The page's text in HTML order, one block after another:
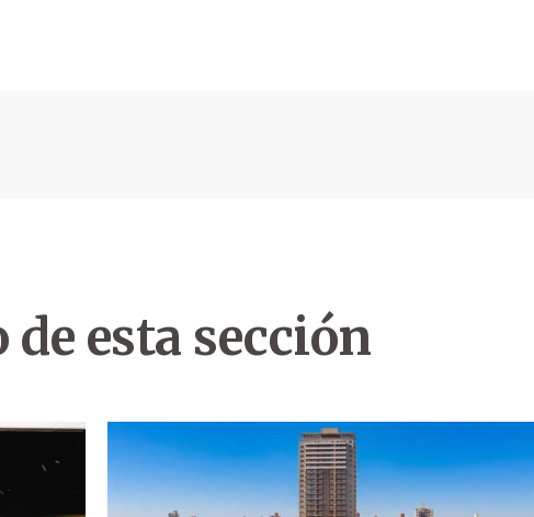
esta sección